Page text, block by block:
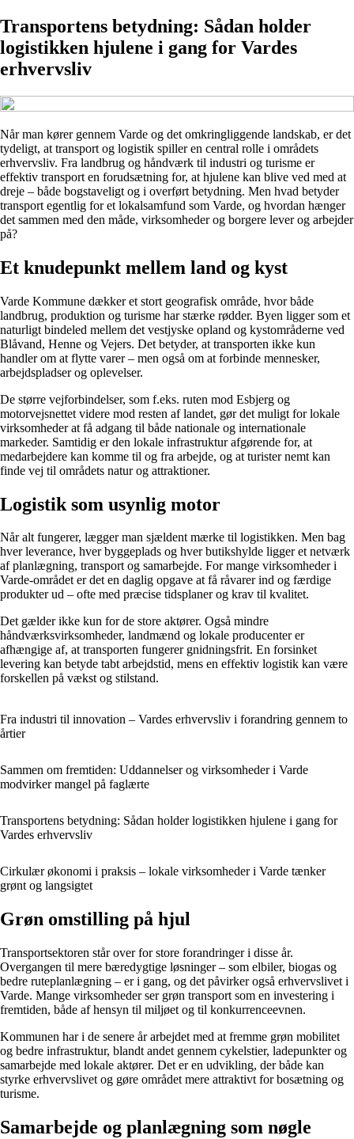
Transportens betydning: Sådan holder
logistikken hjulene i gang for Vardes
erhvervsliv
Når man kører gennem Varde og det omkringliggende landskab, er det
tydeligt, at transport og logistik spiller en central rolle i områdets
erhvervsliv. Fra landbrug og håndværk til industri og turisme er
effektiv transport en forudsætning for, at hjulene kan blive ved med at
dreje – både bogstaveligt og i overført betydning. Men hvad betyder
transport egentlig for et lokalsamfund som Varde, og hvordan hænger
det sammen med den måde, virksomheder og borgere lever og arbejder
på?
Et knudepunkt mellem land og kyst
Varde Kommune dækker et stort geografisk område, hvor både
landbrug, produktion og turisme har stærke rødder. Byen ligger som et
naturligt bindeled mellem det vestjyske opland og kystområderne ved
Blåvand, Henne og Vejers. Det betyder, at transporten ikke kun
handler om at flytte varer – men også om at forbinde mennesker,
arbejdspladser og oplevelser.
De større vejforbindelser, som f.eks. ruten mod Esbjerg og
motorvejsnettet videre mod resten af landet, gør det muligt for lokale
virksomheder at få adgang til både nationale og internationale
markeder. Samtidig er den lokale infrastruktur afgørende for, at
medarbejdere kan komme til og fra arbejde, og at turister nemt kan
finde vej til områdets natur og attraktioner.
Logistik som usynlig motor
Når alt fungerer, lægger man sjældent mærke til logistikken. Men bag
hver leverance, hver byggeplads og hver butikshylde ligger et netværk
af planlægning, transport og samarbejde. For mange virksomheder i
Varde-området er det en daglig opgave at få råvarer ind og færdige
produkter ud – ofte med præcise tidsplaner og krav til kvalitet.
Det gælder ikke kun for de store aktører. Også mindre
håndværksvirksomheder, landmænd og lokale producenter er
afhængige af, at transporten fungerer gnidningsfrit. En forsinket
levering kan betyde tabt arbejdstid, mens en effektiv logistik kan være
forskellen på vækst og stilstand.
Fra industri til innovation – Vardes erhvervsliv i forandring gennem to
årtier
Sammen om fremtiden: Uddannelser og virksomheder i Varde
modvirker mangel på faglærte
Transportens betydning: Sådan holder logistikken hjulene i gang for
Vardes erhvervsliv
Cirkulær økonomi i praksis – lokale virksomheder i Varde tænker
grønt og langsigtet
Grøn omstilling på hjul
Transportsektoren står over for store forandringer i disse år.
Overgangen til mere bæredygtige løsninger – som elbiler, biogas og
bedre ruteplanlægning – er i gang, og det påvirker også erhvervslivet i
Varde. Mange virksomheder ser grøn transport som en investering i
fremtiden, både af hensyn til miljøet og til konkurrenceevnen.
Kommunen har i de senere år arbejdet med at fremme grøn mobilitet
og bedre infrastruktur, blandt andet gennem cykelstier, ladepunkter og
samarbejde med lokale aktører. Det er en udvikling, der både kan
styrke erhvervslivet og gøre området mere attraktivt for bosætning og
turisme.
Samarbejde og planlægning som nøgle